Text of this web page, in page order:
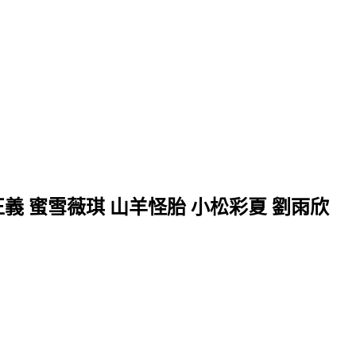
蜜雪薇琪 山羊怪胎 小松彩夏 劉雨欣